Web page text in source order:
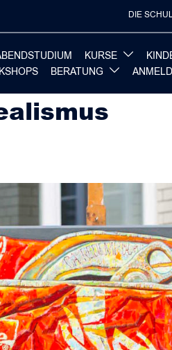
DIE
KURSE
BERATUNG